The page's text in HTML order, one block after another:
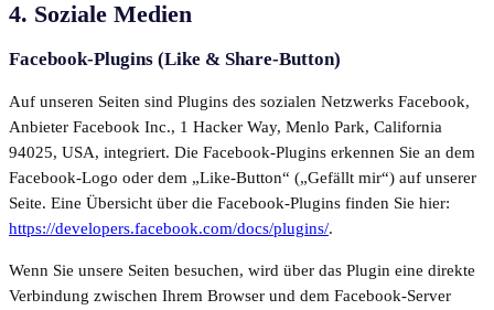
4. Soziale Medien
Facebook-Plugins (Like & Share-Button)
Auf unseren Seiten sind Plugins des sozialen Netzwerks Facebook,
Anbieter Facebook Inc., 1 Hacker Way, Menlo Park, California
94025, USA, integriert. Die Facebook-Plugins erkennen Sie an dem
Facebook-Logo oder dem „Like-Button“ („Gefällt mir“) auf unserer
Seite. Eine Übersicht über die Facebook-Plugins finden Sie hier:
https://developers.facebook.com/docs/plugins/.
Wenn Sie unsere Seiten besuchen, wird über das Plugin eine direkte
Verbindung zwischen Ihrem Browser und dem Facebook-Server